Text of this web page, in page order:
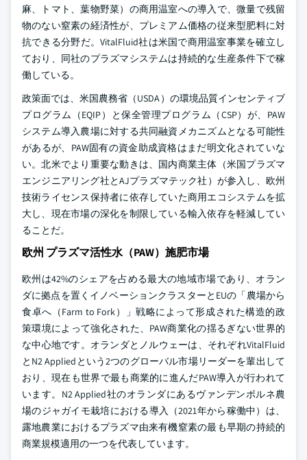
麻、トマト、葉物野菜）の商用温室への導入で、微量で残留
物のない窒素の経済性が、プレミアム価格の従来型肥料に対
抗できる分野だ。VitalFluid社は米国で商用温室事業を確立し
ており、同社のプラズマシステムは持続的な生産条件下で稼
働している。
政策面では、米国農務省（USDA）の環境品質インセンティブ
プログラム（EQIP）と保全管理プログラム（CSP）が、PAW
システム導入農場に対する共同融資メカニズムとなる可能性
があるが、PAW固有の資金助成資格はまだ明文化されていな
い。北米でより重要な動きは、国内商業主体（米国プラズマ
エンジニアリング社とAJプラズマテック社）が参入し、欧州
技術ライセンス保持者に依存していた商用エコシステムを拡
大し、現在市場の深化を制限している輸入依存を軽減してい
ることだ。
欧州 プラズマ活性水（PAW）施肥市場
欧州は42%のシェアを占める最大の地域市場であり、オラン
ダに拠点を置くイノベーションクラスターとEUの「農場から
食卓へ（Farm to Fork）」戦略によって形成された構造的政
策環境によって強化された、PAW商業化の揺るぎない世界的
な中心地です。オランダとノルウェーは、それぞれVitalFluid
とN2 Appliedという2つのグローバル市場リーダーを輩出して
おり、現在も世界で最も商業的に進んだPAW導入が行われて
います。N2 Applied社のオランダにあるヴァンデンボルネ農
場のジャガイモ栽培における導入（2021年から稼働中）は、
露地農業におけるプラズマ由来有機窒素の最も早期の持続的
商業規模適用の一つを代表しています。